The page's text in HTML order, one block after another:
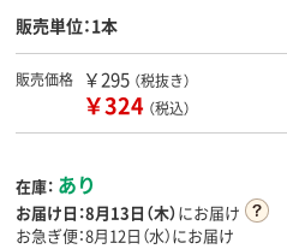
販売単位：1本
販売価格 ￥295 （税抜き）
￥324 （税込）
在庫： あり
お届け日：8月13日（木）にお届け
お急ぎ便：8月12日（水）にお届け